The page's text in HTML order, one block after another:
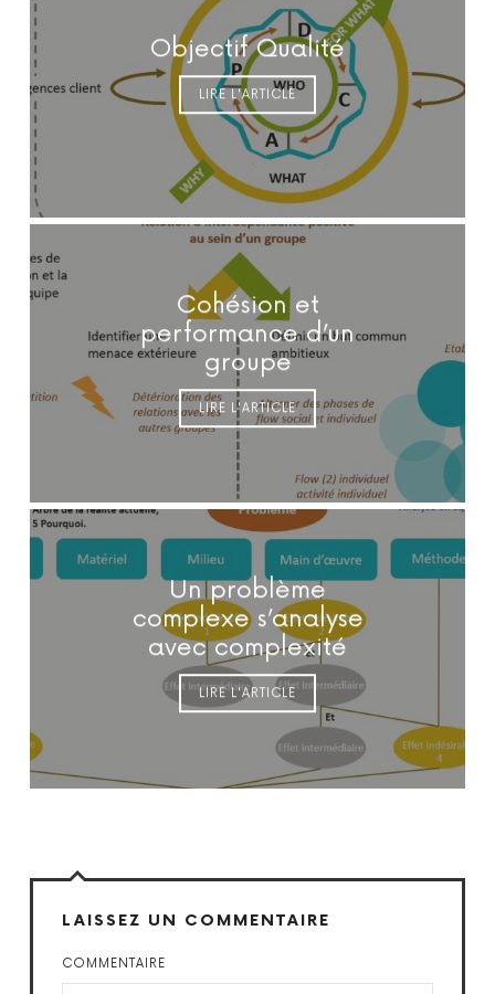
Objectif Qualité
LIRE L'ARTICLE
Cohésion et
performance d’un
groupe
LIRE L'ARTICLE
Un problème
complexe s’analyse
avec complexité
LIRE L'ARTICLE
LAISSEZ UN COMMENTAIRE
COMMENTAIRE